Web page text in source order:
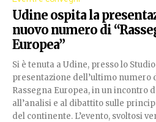
Udine ospita la
nuovo numero di
Europea”
Si è tenuta a Udine, presso lo
presentazione dell’ultimo numero
Rassegna Europea, in un incontro
all’analisi e al dibattito sulle
del continente. L’evento, svoltosi venerdì 20